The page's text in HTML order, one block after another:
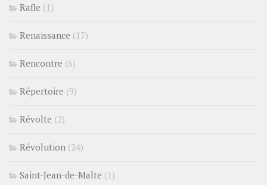
Rafle (1)
Renaissance (17)
Rencontre (6)
Répertoire (9)
Révolte (2)
Révolution (24)
Saint-Jean-de-Malte (1)